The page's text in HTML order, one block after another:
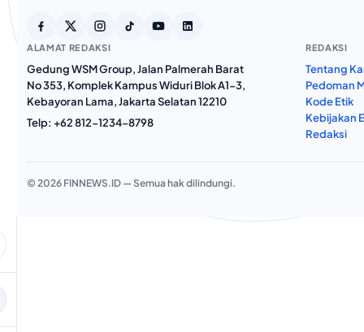
ALAMAT REDAKSI
Gedung WSM Group, Jalan Palmerah Barat
No 353, Komplek Kampus Widuri Blok A1-3,
Kebayoran Lama, Jakarta Selatan 12210
Telp: +62 812-1234-8798
REDAKSI
Tentang
Pedoman
Kode Etik
Kebijakan
Redaksi
© 2026 FINNEWS.ID — Semua hak dilindungi.